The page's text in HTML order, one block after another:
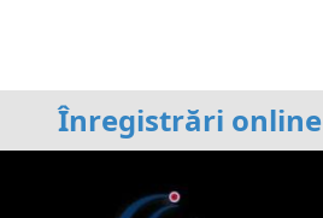
Înregistrări online